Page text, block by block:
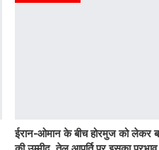
ईरान-ओमान के बीच होरमुज को लेकर